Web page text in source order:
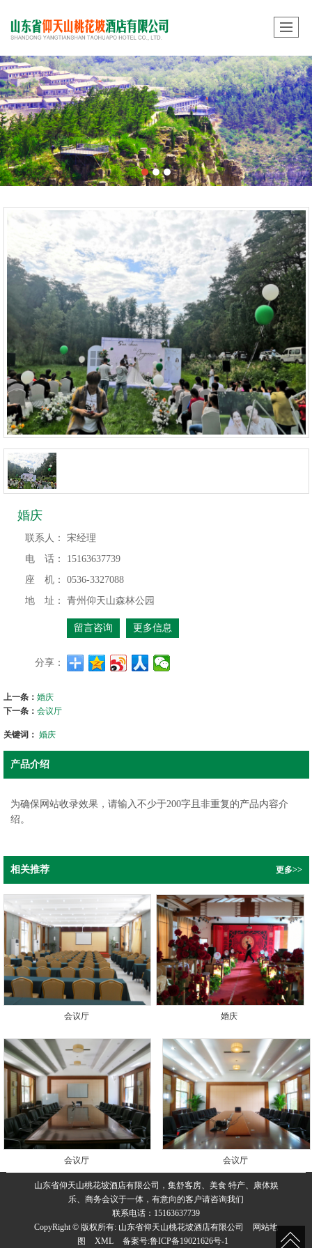
婚庆
联系人：
宋经理
电 话：
15163637739
座 机：
0536-3327088
地 址：
青州仰天山森林公园
留言咨询 更多信息
分享：
上一条： 婚庆
下一条： 会议厅
关键词： 婚庆
产品介绍
为确保网站收录效果，请输入不少于200字且非重复的产品内容介
绍。
相关推荐 更多>>
会议厅 婚庆
会议厅 会议厅
山东省仰天山桃花坡酒店有限公司，集舒客房、美食 特产、康体娱
乐、商务会议于一体，有意向的客户请咨询我们
联系电话：15163637739
CopyRight © 版权所有: 山东省仰天山桃花坡酒店有限公司
网站地
图
XML 备案号:鲁ICP备19021626号-1